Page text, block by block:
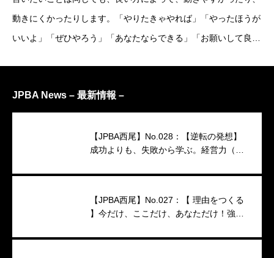
動きにくかったりします。「やりたきゃやれば」「やったほうが
いいよ」「ぜひやろう」「あなたならできる」「お願いして良
JPBA News – 最新情報 –
【JPBA西尾】No.028：【逆転の発想】
成功よりも、失敗から学ぶ。経営力（映
【JPBA西尾】No.027：【 理由をつくる
】今だけ、ここだけ、あなただけ！強い